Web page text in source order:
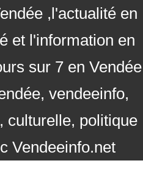
,l'actualité en
et l'information en
sur 7 en Vendée
vendeeinfo,
culturelle, politique
Vendeeinfo.net